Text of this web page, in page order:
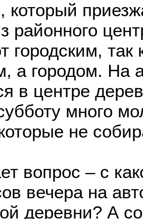
который
районного
городским, так
а городом. На
в центре
много
не
вопрос – с
вечера на
деревни? А